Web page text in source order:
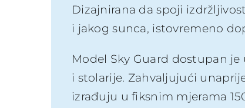
Dizajnirana da spoji
i jakog sunca, istovremeno
Model Sky Guard dostupan
i stolarije. Zahvaljujući
izrađuju u fiksnim mjerama